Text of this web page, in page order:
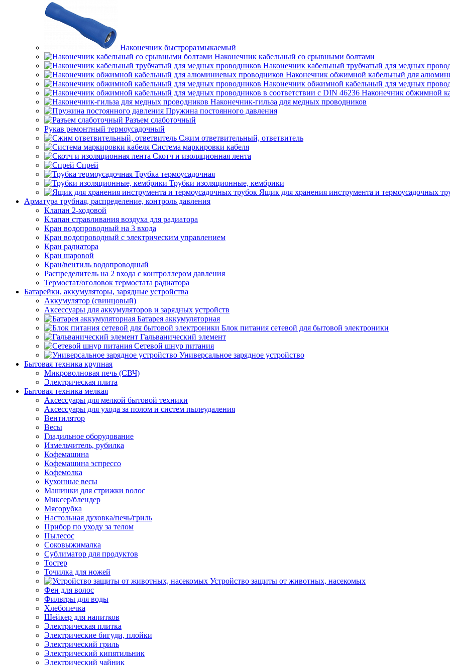
Наконечник быстроразмыкаемый
Наконечник кабельный со срывными болтами
Наконечник кабельный трубчатый для медных
Наконечник обжимной кабельный для
Наконечник обжимной кабельный для медных
Наконечник обжимной
Наконечник-гильза для медных проводников
Пружина постоянного давления
Разъем слаботочный
Рукав ремонтный термоусадочный
Сжим ответвительный, ответвитель
Система маркировки кабеля
Скотч и изоляционная лента
Спрей
Трубка термоусадочная
Трубки изоляционные, кембрики
Ящик для хранения инструмента и термоусадочных
Арматура трубная, распределение, контроль давления
Клапан 2-ходовой
Клапан стравливания воздуха для радиатора
Кран водопроводный на 3 входа
Кран водопроводный с электрическим управлением
Кран радиатора
Кран шаровой
Кран/вентиль водопроводный
Распределитель на 2 входа с контроллером давления
Термостат/оголовок термостата радиатора
Батарейки, аккумуляторы, зарядные устройства
Аккумулятор (свинцовый)
Аксессуары для аккумуляторов и зарядных устройств
Батарея аккумуляторная
Блок питания сетевой для бытовой электроники
Гальванический элемент
Сетевой шнур питания
Универсальное зарядное устройство
Бытовая техника крупная
Микроволновая печь (СВЧ)
Электрическая плита
Бытовая техника мелкая
Аксессуары для мелкой бытовой техники
Аксессуары для ухода за полом и систем пылеудаления
Вентилятор
Весы
Гладильное оборудование
Измельчитель, рубилка
Кофемашина
Кофемашина эспрессо
Кофемолка
Кухонные весы
Машинки для стрижки волос
Миксер/блендер
Мясорубка
Настольная духовка/печь/гриль
Прибор по уходу за телом
Пылесос
Соковыжималка
Сублиматор для продуктов
Тостер
Точилка для ножей
Устройство защиты от животных, насекомых
Фен для волос
Фильтры для воды
Хлебопечка
Шейкер для напитков
Электрическая плитка
Электрические бигуди, плойки
Электрический гриль
Электрический кипятильник
Электрический чайник